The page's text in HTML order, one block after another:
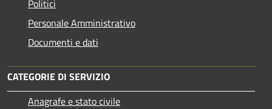
Politici
Personale Amministrativo
Documenti e dati
CATEGORIE DI SERVIZIO
Anagrafe e stato civile